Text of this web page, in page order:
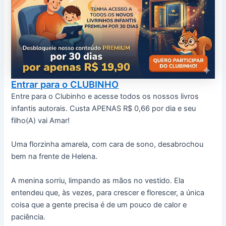
Entrar para o CLUBINHO
Entre para o Clubinho e acesse todos os nossos livros
infantis autorais. Custa APENAS R$ 0,66 por dia e seu
filho(A) vai Amar!
Uma florzinha amarela, com cara de sono, desabrochou
bem na frente de Helena.
A menina sorriu, limpando as mãos no vestido. Ela
entendeu que, às vezes, para crescer e florescer, a única
coisa que a gente precisa é de um pouco de calor e
paciência.